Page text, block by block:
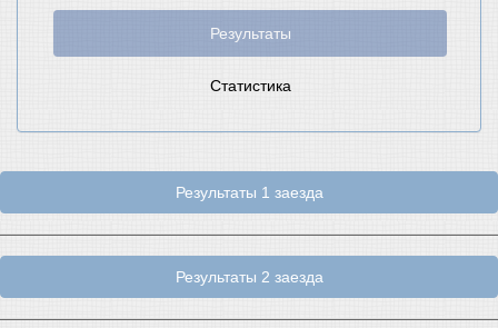
Результаты
Статистика
Результаты 1 заезда
Результаты 2 заезда